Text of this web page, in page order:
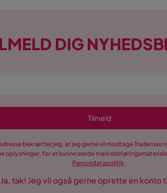
DIG
Tilmeld
bekræfter jeg, at jeg gerne vil modtage Trademax
oplysninger, for at kunne sende
Persondatapolitik.
Ja, tak! Jeg vil også gerne oprette en konto